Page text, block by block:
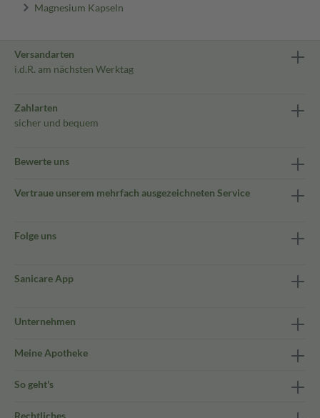
Magnesium Kapseln
Versandarten
i.d.R. am nächsten Werktag
Zahlarten
sicher und bequem
Bewerte uns
Vertraue unserem mehrfach ausgezeichneten Service
Folge uns
Sanicare App
Unternehmen
Meine Apotheke
So geht's
Rechtliches